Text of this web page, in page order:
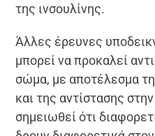
της ινσουλίνης.
Άλλες έρευνες
μπορεί να προκαλεί
σώμα, με αποτέλεσμα
και της αντίστασης
σημειωθεί ότι